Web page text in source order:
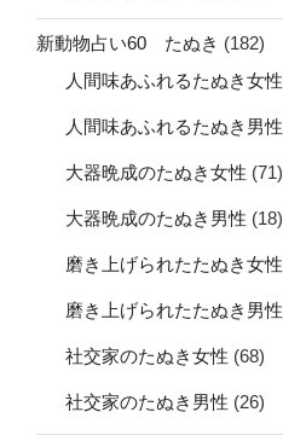
新動物占い60 たぬき (182)
人間味あふれるたぬき女性
人間味あふれるたぬき男性
大器晩成のたぬき女性 (71)
大器晩成のたぬき男性 (18)
磨き上げられたたぬき女性
磨き上げられたたぬき男性
社交家のたぬき女性 (68)
社交家のたぬき男性 (26)